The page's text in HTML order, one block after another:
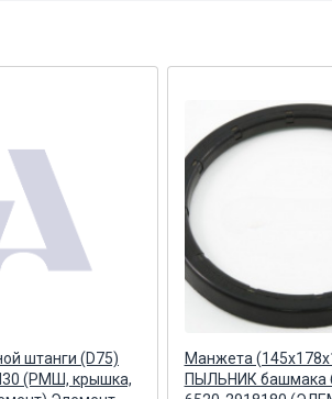
штанги (D75)
(РМШ, крышка,
Манжета
ПЫЛЬНИК башмака